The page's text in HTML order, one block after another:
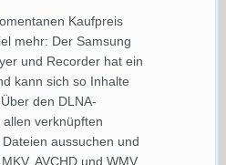
Kaufpreis
mehr: Der Samsung
und Recorder hat ein
kann sich so Inhalte
den DLNA-
verknüpften
aussuchen und
AVCHD und WMV